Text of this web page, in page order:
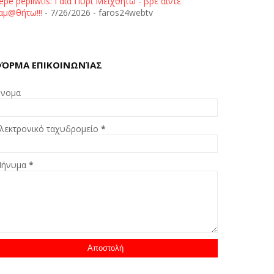
- 7/26/2026 - faros24webtv
ΕΠΙΚΟΙΝΩΝΊΑΣ
ταχυδρομείο*
*